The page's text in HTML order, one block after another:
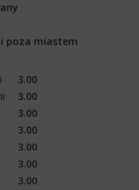
poza miastem
3.00
3.00
3.00
3.00
3.00
3.00
3.00